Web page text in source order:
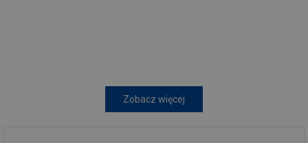
Zobacz więcej